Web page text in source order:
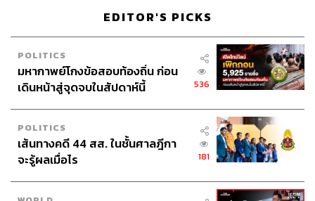
หนึ่งหัวข้อที่นับว่าน่าสนใจมากเช่นกัน
The MATTER (5%) ดึงจอมขวัญมาเป็นผู้ดำเนิน
รายการที่มาพร้อมกับ #กาเปลี่ยนกรุง ที่มีคอนเทนต์
หลากหลายรูปแบบ ไม่ว่าจะเป็นรายการสั้นๆ ที่เป็นการ
แนะนำความรู้ทั่วไปเกี่ยวกับผู้ว่าฯ กทม. รายการแนวจับ
เกิดขึ้นด้วยการให้ผู้สมัครลอง Role Play (แสดงเลียน
แบบ) เป็นผู้สมัครคนอื่นๆ ซึ่งถือว่าเป็นอีกมุมหนึ่งที่เรา
ไม่ได้เห็นจากผู้สมัครในรายการอื่นๆ อย่างแน่นอน
The Reporters (4%) ที่เน้นไปทางการรายงานข่าวสด
ตามจุดต่างๆ ซึ่งนำทีมโดยฐปณีย์ เอียดศรีไชยและนัก
EDITOR'S PICKS
POLITICS
มหากาพย์โกงข้อสอบท้องถิ่น ก่อน
เดินหน้าสู่จุดจบในสัปดาห์นี้
536
POLITICS
เส้นทางคดี 44 สส. ในชั้นศาลฎีกา
จะรู้ผลเมื่อไร
181